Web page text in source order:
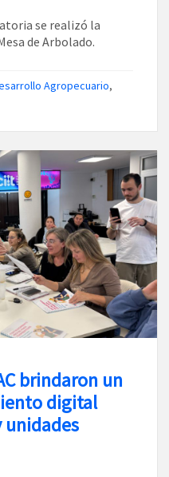
se realizó la
de Arbolado.
Agropecuario,
brindaron un
digital
unidades